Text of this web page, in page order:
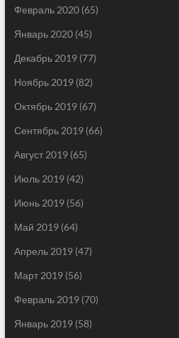
Февраль 2020(65)
Январь 2020(45)
Декабрь 2019(77)
Ноябрь 2019(82)
Октябрь 2019(67)
Сентябрь 2019(66)
Август 2019(65)
Июль 2019(42)
Июнь 2019(56)
Май 2019(64)
Апрель 2019(47)
Март 2019(56)
Февраль 2019(70)
Январь 2019(58)